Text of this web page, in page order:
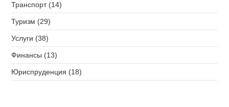
Транспорт (14)
Туризм (29)
Услуги (38)
Финансы (13)
Юриспруденция (18)